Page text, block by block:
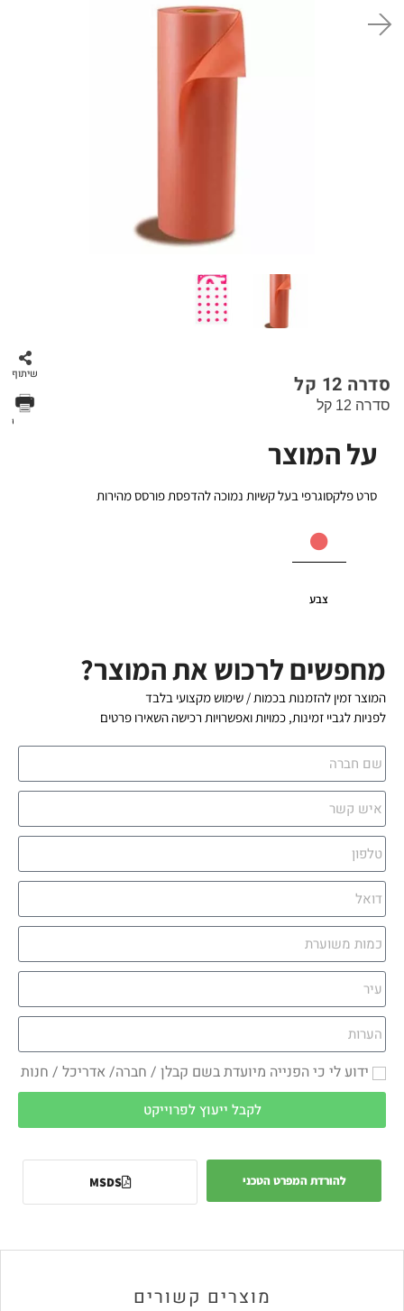
שיתוף סדרה 12 קל
הדפס
סדרה 12 קל
על המוצר
סרט פלקסוגרפי בעל קשיות נמוכה להדפסת פורסס מהירות
צבע
מחפשים לרכוש את המוצר?
המוצר זמין להזמנות בכמות / שימוש מקצועי בלבד
לפניות לגביי זמינות, כמויות ואפשרויות רכישה השאירו פרטים
ידוע לי כי הפנייה מיועדת בשם קבלן / חברה/ אדריכל / חנות
לקבל ייעוץ לפרוייקט
להורדת המפרט הטכני MSDS
מוצרים קשורים
סל קניות